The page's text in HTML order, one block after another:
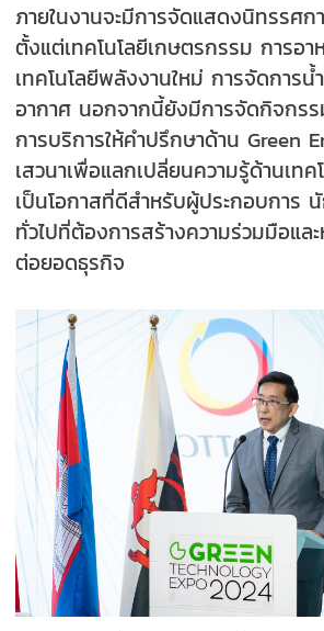
ภายในงานจะมีการจัดแสดงนิทรรศก
ตั้งแต่เทคโนโลยีเกษตรกรรม การอา
เทคโนโลยีพลังงานใหม่ การจัดการน้
อากาศ นอกจากนี้ยังมีการจัดกิจกร
การบริการให้คำปรึกษาด้าน Green
เสวนาเพื่อแลกเปลี่ยนความรู้ด้านเทค
เป็นโอกาสที่ดีสำหรับผู้ประกอบการ
ทั่วไปที่ต้องการสร้างความร่วมมือและ
ต่อยอดธุรกิจ